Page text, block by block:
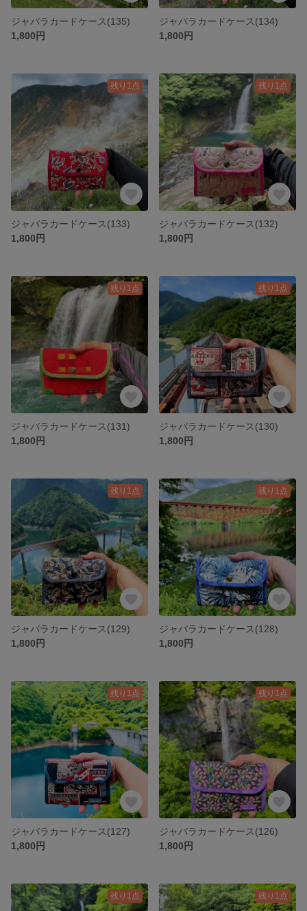
ジャバラカードケース(135)
1,800円
ジャバラカードケース(134)
1,800円
残り1点
ジャバラカードケース(133)
1,800円
残り1点
ジャバラカードケース(132)
1,800円
残り1点
ジャバラカードケース(131)
1,800円
残り1点
ジャバラカードケース(130)
1,800円
残り1点
ジャバラカードケース(129)
1,800円
残り1点
ジャバラカードケース(128)
1,800円
残り1点
ジャバラカードケース(127)
1,800円
残り1点
ジャバラカードケース(126)
1,800円
残り1点 残り1点